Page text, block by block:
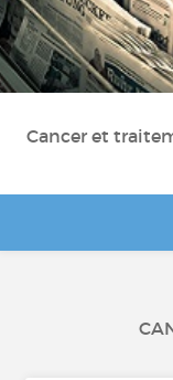
Cancer et